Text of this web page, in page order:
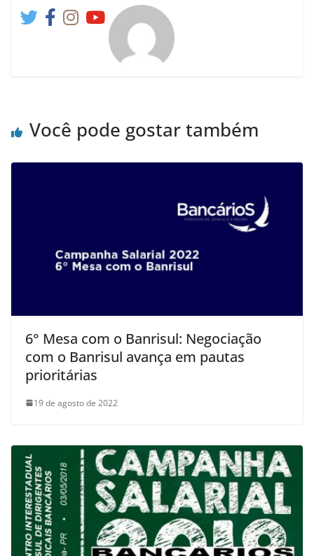
Você pode gostar também
6° Mesa com o Banrisul: Negociação
com o Banrisul avança em pautas
prioritárias
19 de agosto de 2022